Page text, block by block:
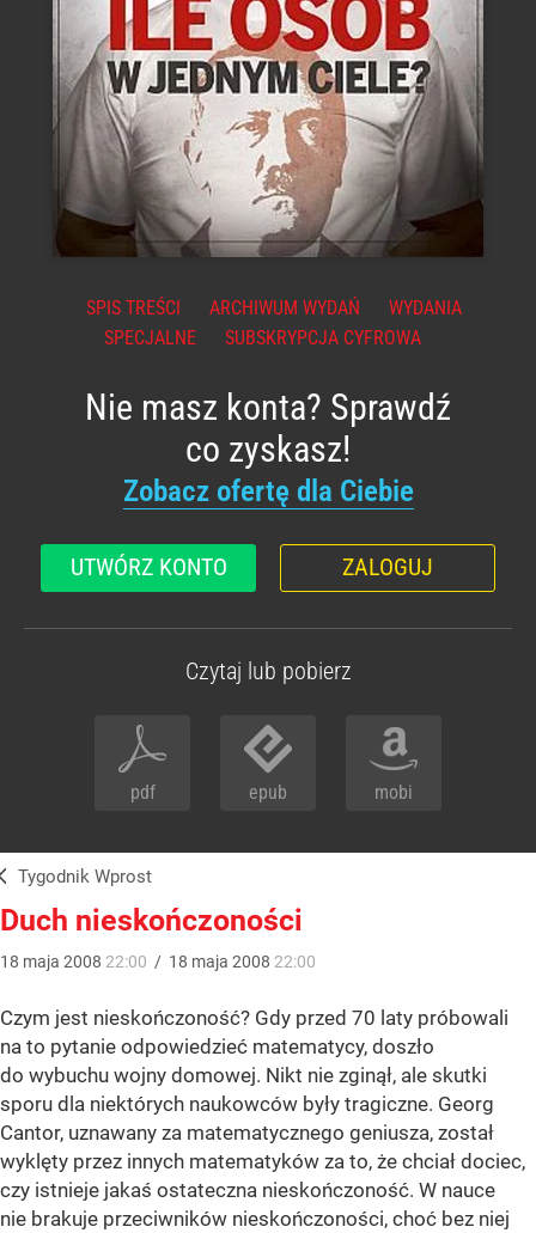
SPIS TREŚCI ARCHIWUM WYDAŃ
WYDANIA
SPECJALNE
SUBSKRYPCJA CYFROWA
Nie masz konta? Sprawdź
co zyskasz!
Zobacz ofertę dla Ciebie
UTWÓRZ KONTO ZALOGUJ
Czytaj lub pobierz
pdf epub mobi
Tygodnik Wprost
Duch nieskończoności
18 maja 2008 22:00 / 18 maja 2008 22:00
Czym jest nieskończoność? Gdy przed 70 laty próbowali
na to pytanie odpowiedzieć matematycy, doszło
do wybuchu wojny domowej. Nikt nie zginął, ale skutki
sporu dla niektórych naukowców były tragiczne. Georg
Cantor, uznawany za matematycznego geniusza, został
wyklęty przez innych matematyków za to, że chciał dociec,
czy istnieje jakaś ostateczna nieskończoność. W nauce
nie brakuje przeciwników nieskończoności, choć bez niej